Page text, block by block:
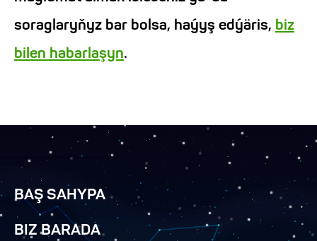
soraglaryňyz bar bolsa, haýyş edýäris, biz
bilen habarlaşyn.
BAŞ SAHYPA
BIZ BARADA